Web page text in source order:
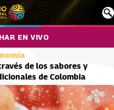
EN VIVO
de los sabores y
de Colombia